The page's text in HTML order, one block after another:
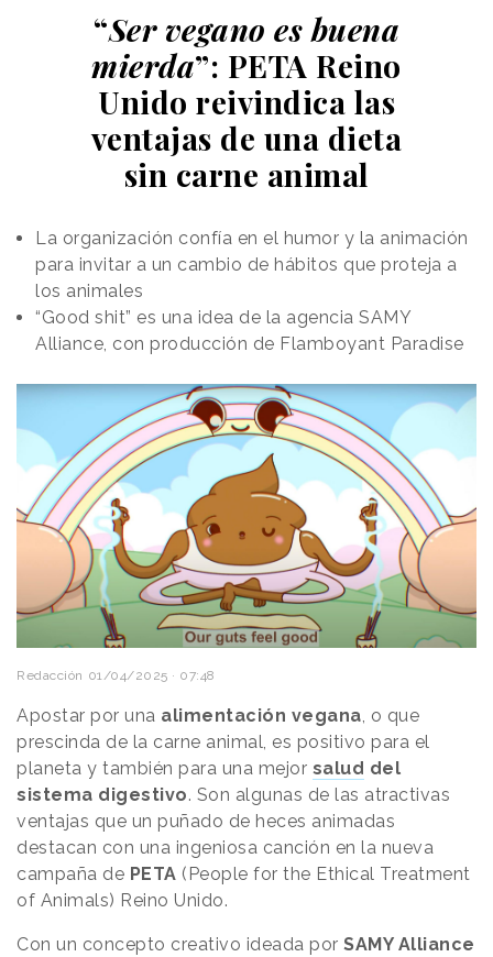
“Ser vegano es buena
mierda”: PETA Reino
Unido reivindica las
ventajas de una dieta
sin carne animal
La organización confía en el humor y la animación
para invitar a un cambio de hábitos que proteja a
los animales
“Good shit” es una idea de la agencia SAMY
Alliance, con producción de Flamboyant Paradise
Redacción 01/04/2025 · 07:48
Apostar por una alimentación vegana, o que
prescinda de la carne animal, es positivo para el
planeta y también para una mejor salud del
sistema digestivo. Son algunas de las atractivas
ventajas que un puñado de heces animadas
destacan con una ingeniosa canción en la nueva
campaña de PETA (People for the Ethical Treatment
of Animals) Reino Unido.
Con un concepto creativo ideada por SAMY Alliance